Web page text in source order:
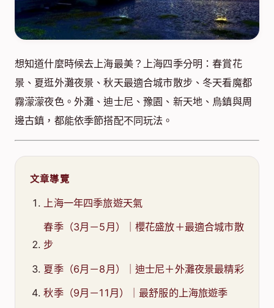
想知道什麼時候去上海最美？上海四季分明：春賞花
景、夏逛外灘夜景、秋天最適合城市散步、冬天看魔都
霧濛濛夜色。外灘、迪士尼、豫園、新天地、烏鎮與周
邊古鎮，都能依季節搭配不同玩法。
文章導覽
上海一年四季旅遊天氣
春季（3月－5月）｜櫻花盛放＋最適合城市散
步
夏季（6月－8月）｜迪士尼＋外灘夜景最精彩
秋季（9月－11月）｜最舒服的上海旅遊季